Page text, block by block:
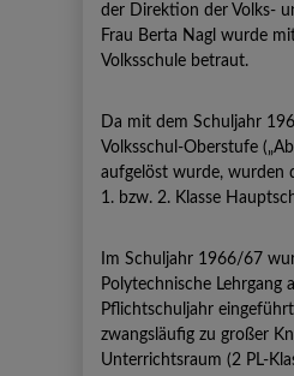
der Direktion der Volks-
Frau Berta Nagl wurde
Volksschule betraut.
Da mit dem Schuljahr
Volksschul-Oberstufe
aufgelöst wurde, wurden
1. bzw. 2. Klasse
Im Schuljahr 1966/67
Polytechnische Lehrgang
Pflichtschuljahr
zwangsläufig zu großer
Unterrichtsraum (2 PL-